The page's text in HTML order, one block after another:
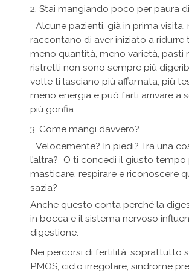
2. Stai mangiando poco per paura
Alcune pazienti, già in prima visita,
raccontano di aver iniziato a ridurre
meno quantità, meno varietà, pasti
ristretti non sono sempre più
volte ti lasciano più affamata, più
meno energia e può farti arrivare a
più gonfia.
3. Come mangi davvero?
Velocemente? In piedi? Tra una
l’altra? O ti concedi il giusto tempo
masticare, respirare e riconoscere
sazia?
Anche questo conta perché la
in bocca e il sistema nervoso
digestione.
Nei percorsi di fertilità, soprattutto
PMOS, ciclo irregolare, sindrome